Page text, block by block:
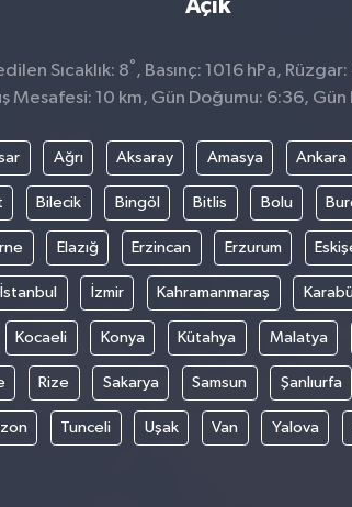
Açık
Sıcaklık: 8° , Basınç: 1016 hPa,
Mesafesi: 10 km, Gün Doğumu: 6:36, Gün
Ağrı Aksaray Amasya Ankara
Bilecik Bingöl Bitlis Bolu
Elazığ Erzincan Erzurum
İstanbul İzmir Kahramanmaraş
Kocaeli Konya Kütahya Malatya
Rize Sakarya Samsun Şanlıurfa
Tunceli Uşak Van Yalova